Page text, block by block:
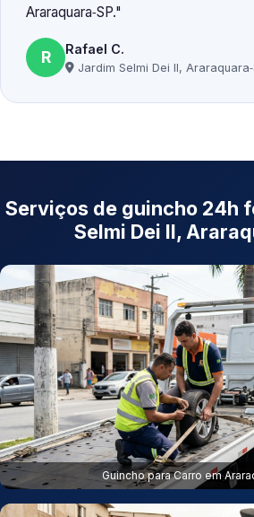
Araraquara‑SP.
R Rafael C.
Jardim Selmi Dei II,
Serviços de guincho 24h
Selmi Dei II,
Guincho para Carro em